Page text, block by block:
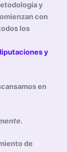
y
con
los
y
en
de